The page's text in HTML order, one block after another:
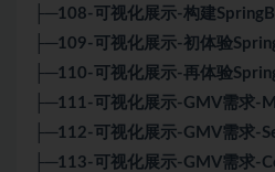
├─108-可视化展示-构建
├─109-可视化展示-初体验
├─110-可视化展示-再体验
├─111-可视化展示-GMV需求-
├─112-可视化展示-GMV需求-
├─113-可视化展示-GMV需求-